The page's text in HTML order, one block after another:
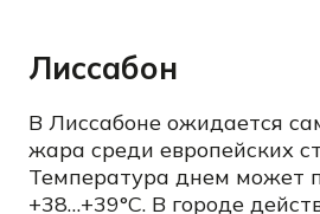
Лиссабон
В Лиссабоне ожидается
жара среди европейских
Температура днем может
+38…+39°C. В городе